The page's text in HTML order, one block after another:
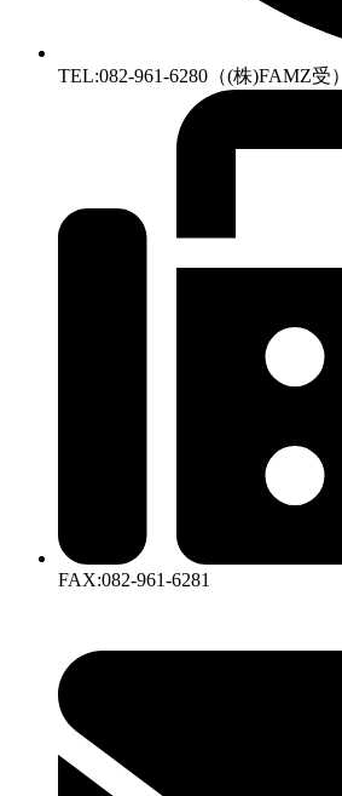
TEL:082-961-6280（(株)FAMZ受）
FAX:082-961-6281